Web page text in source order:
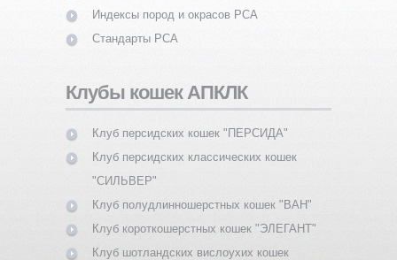
Индексы пород и окрасов PCA
Стандарты PCA
Клубы кошек АПКЛК
Клуб персидских кошек "ПЕРСИДА"
Клуб персидских классических кошек
"СИЛЬВЕР"
Клуб полудлинношерстных кошек "ВАН"
Клуб короткошерстных кошек "ЭЛЕГАНТ"
Клуб шотландских вислоухих кошек